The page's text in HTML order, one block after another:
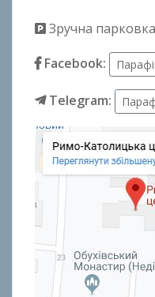
Зручна
Facebook:
Telegram: